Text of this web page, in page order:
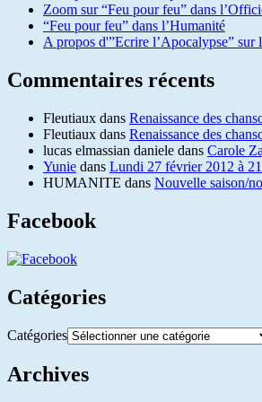
Zoom sur “Feu pour feu” dans
“Feu pour feu” dans l’Humanité
A propos d'”Ecrire l’Apocalypse” sur
Commentaires récents
Fleutiaux dans Renaissance des
Fleutiaux dans Renaissance des
lucas elmassian daniele dans Carole
Yunie dans Lundi 27 février 2012 à
HUMANITE dans Nouvelle saison/
Facebook
Catégories
Catégories
Archives